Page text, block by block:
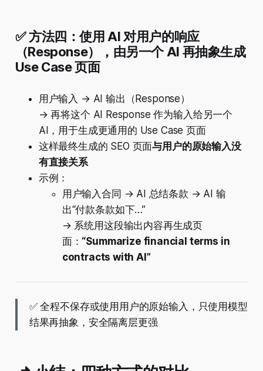
✅ 方法四：使用 AI 对用户的响应
（Response），由另一个 AI 再抽象生成
Use Case 页面
用户输入 → AI 输出（Response）
→ 再将这个 AI Response 作为输入给另一个
AI，用于生成更通用的 Use Case 页面
这样最终生成的 SEO 页面与用户的原始输入没
有直接关系
示例：
用户输入合同 → AI 总结条款 → AI 输
出“付款条款如下…”
→ 系统用这段输出内容再生成页
面： “Summarize financial terms in
contracts with AI”
✅ 全程不保存或使用用户的原始输入，只使用模型
结果再抽象，安全隔离层更强